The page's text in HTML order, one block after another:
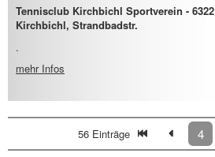
Tennisclub Kirchbichl Sportverein - 6322
Kirchbichl, Strandbadstr.
.
mehr Infos
56 Einträge 4